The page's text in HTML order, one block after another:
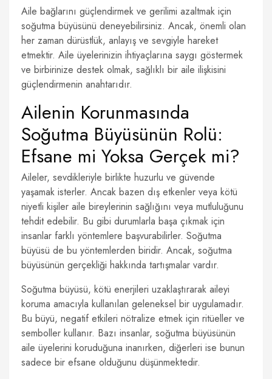
Aile bağlarını güçlendirmek ve gerilimi azaltmak için
soğutma büyüsünü deneyebilirsiniz. Ancak, önemli olan
her zaman dürüstlük, anlayış ve sevgiyle hareket
etmektir. Aile üyelerinizin ihtiyaçlarına saygı göstermek
ve birbirinize destek olmak, sağlıklı bir aile ilişkisini
güçlendirmenin anahtarıdır.
Ailenin Korunmasında
Soğutma Büyüsünün Rolü:
Efsane mi Yoksa Gerçek mi?
Aileler, sevdikleriyle birlikte huzurlu ve güvende
yaşamak isterler. Ancak bazen dış etkenler veya kötü
niyetli kişiler aile bireylerinin sağlığını veya mutluluğunu
tehdit edebilir. Bu gibi durumlarla başa çıkmak için
insanlar farklı yöntemlere başvurabilirler. Soğutma
büyüsü de bu yöntemlerden biridir. Ancak, soğutma
büyüsünün gerçekliği hakkında tartışmalar vardır.
Soğutma büyüsü, kötü enerjileri uzaklaştırarak aileyi
koruma amacıyla kullanılan geleneksel bir uygulamadır.
Bu büyü, negatif etkileri nötralize etmek için ritüeller ve
semboller kullanır. Bazı insanlar, soğutma büyüsünün
aile üyelerini koruduğuna inanırken, diğerleri ise bunun
sadece bir efsane olduğunu düşünmektedir.